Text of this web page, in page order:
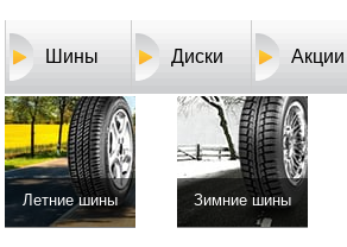
Шины Диски Акции
Летние шины Зимние шины